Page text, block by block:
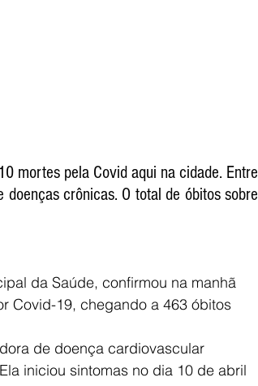
mortes pela Covid aqui na cidade. Entre
crônicas. O total de óbitos sobre
da Saúde, confirmou na manhã
Covid-19, chegando a 463 óbitos
de doença cardiovascular
iniciou sintomas no dia 10 de abril